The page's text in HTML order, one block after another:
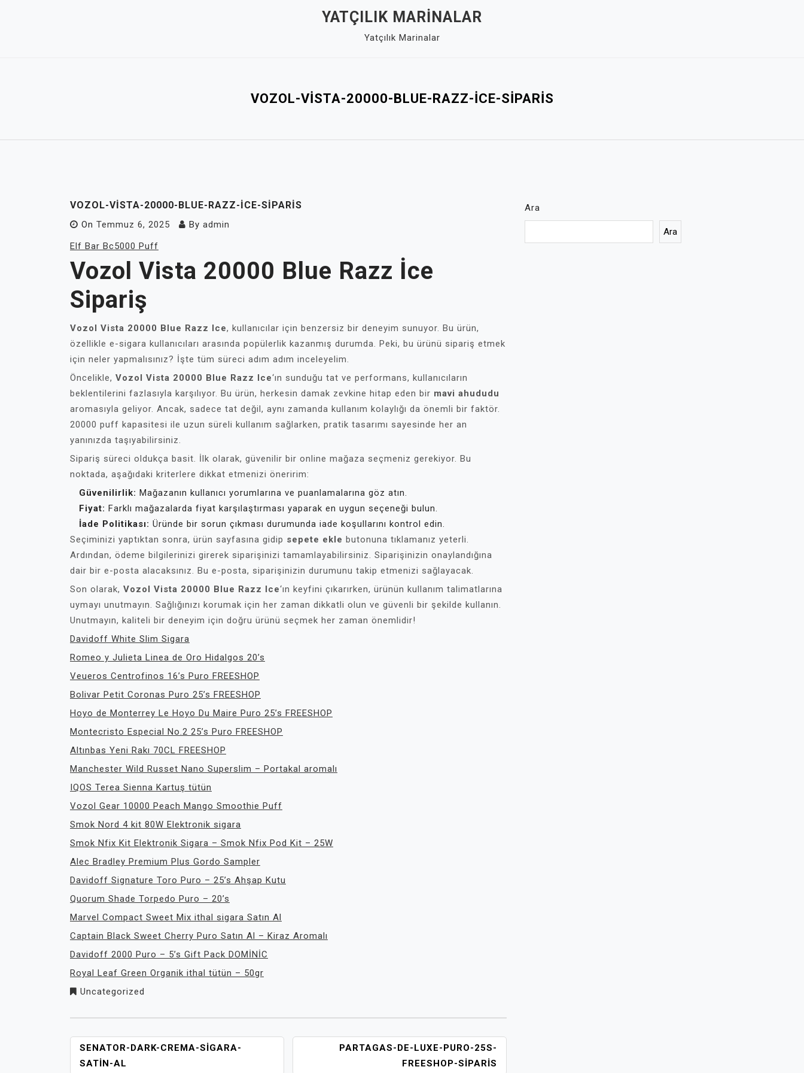
YATÇILIK MARINALAR
Yatçılık Marinalar
VOZOL-VISTA-20000-BLUE-RAZZ-ICE-SIPARIS
VOZOL-VISTA-20000-BLUE-RAZZ-ICE-SIPARIS
On Temmuz 6, 2025 By admin
Elf Bar Bc5000 Puff
Vozol Vista 20000 Blue Razz İce
Sipariş
Vozol Vista 20000 Blue Razz Ice, kullanıcılar için benzersiz bir deneyim sunuyor. Bu ürün,
özellikle e-sigara kullanıcıları arasında popülerlik kazanmış durumda. Peki, bu ürünü sipariş etmek
için neler yapmalısınız? İşte tüm süreci adım adım inceleyelim.
Öncelikle, Vozol Vista 20000 Blue Razz Ice‘ın sunduğu tat ve performans, kullanıcıların
beklentilerini fazlasıyla karşılıyor. Bu ürün, herkesin damak zevkine hitap eden bir mavi ahududu
aromasıyla geliyor. Ancak, sadece tat değil, aynı zamanda kullanım kolaylığı da önemli bir faktör.
20000 puff kapasitesi ile uzun süreli kullanım sağlarken, pratik tasarımı sayesinde her an
yanınızda taşıyabilirsiniz.
Sipariş süreci oldukça basit. İlk olarak, güvenilir bir online mağaza seçmeniz gerekiyor. Bu
noktada, aşağıdaki kriterlere dikkat etmenizi öneririm:
Güvenilirlik: Mağazanın kullanıcı yorumlarına ve puanlamalarına göz atın.
Fiyat: Farklı mağazalarda fiyat karşılaştırması yaparak en uygun seçeneği bulun.
İade Politikası: Üründe bir sorun çıkması durumunda iade koşullarını kontrol edin.
Seçiminizi yaptıktan sonra, ürün sayfasına gidip sepete ekle butonuna tıklamanız yeterli.
Ardından, ödeme bilgilerinizi girerek siparişinizi tamamlayabilirsiniz. Siparişinizin onaylandığına
dair bir e-posta alacaksınız. Bu e-posta, siparişinizin durumunu takip etmenizi sağlayacak.
Son olarak, Vozol Vista 20000 Blue Razz Ice‘ın keyfini çıkarırken, ürünün kullanım talimatlarına
uymayı unutmayın. Sağlığınızı korumak için her zaman dikkatli olun ve güvenli bir şekilde kullanın.
Unutmayın, kaliteli bir deneyim için doğru ürünü seçmek her zaman önemlidir!
Davidoff White Slim Sigara
Romeo y Julieta Linea de Oro Hidalgos 20’s
Veueros Centrofinos 16’s Puro FREESHOP
Bolivar Petit Coronas Puro 25’s FREESHOP
Hoyo de Monterrey Le Hoyo Du Maire Puro 25’s FREESHOP
Montecristo Especial No.2 25’s Puro FREESHOP
Altınbas Yeni Rakı 70CL FREESHOP
Manchester Wild Russet Nano Superslim – Portakal aromalı
IQOS Terea Sienna Kartuş tütün
Vozol Gear 10000 Peach Mango Smoothie Puff
Smok Nord 4 kit 80W Elektronik sigara
Smok Nfix Kit Elektronik Sigara – Smok Nfix Pod Kit – 25W
Alec Bradley Premium Plus Gordo Sampler
Davidoff Signature Toro Puro – 25’s Ahşap Kutu
Quorum Shade Torpedo Puro – 20’s
Marvel Compact Sweet Mix ithal sigara Satın Al
Captain Black Sweet Cherry Puro Satın Al – Kiraz Aromalı
Davidoff 2000 Puro – 5’s Gift Pack DOMİNİC
Royal Leaf Green Organik ithal tütün – 50gr
Uncategorized
YAZI
GEZINMESI
SENATOR-DARK-CREMA-SIGARA-
SATIN-AL
PARTAGAS-DE-LUXE-PURO-25S-
FREESHOP-SIPARIS
Ara
Ara